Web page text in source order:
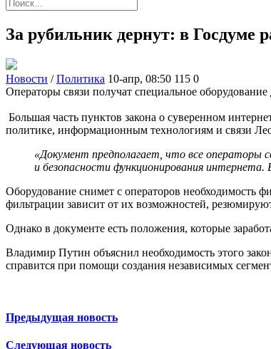
За рубильник дернут: в Госдуме
Новости /Политика 10-апр, 08:50 115 0
Операторы связи получат специальное
Большая часть пунктов закона о суверенном
политике, информационным технологиям и связи
«Документ предполагает, что все операторы
и безопасности функционирования
Оборудование снимет с операторов необходимость
фильтрации зависит от их возможностей,
Однако в документе есть положения, которые
Владимир Путин объяснил необходимость этого
справится при помощи создания независимых
Предыдущая новость
Следующая новость